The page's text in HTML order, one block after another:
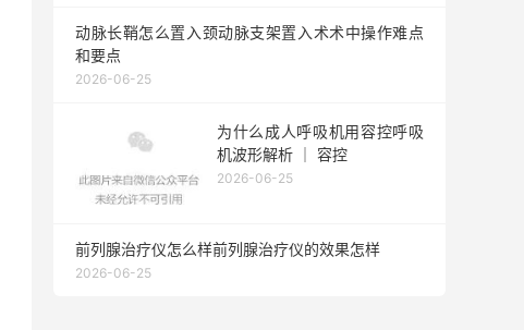
动脉长鞘怎么置入颈动脉支架置入术术中操作难点
和要点
2026-06-25
为什么成人呼吸机用容控呼吸
机波形解析 ｜ 容控
2026-06-25
前列腺治疗仪怎么样前列腺治疗仪的效果怎样
2026-06-25